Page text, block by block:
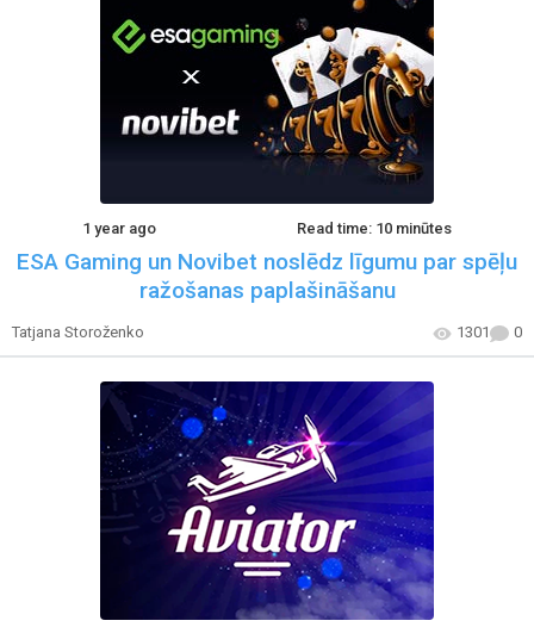
1 year ago Read time: 10 minūtes
ESA Gaming un Novibet noslēdz līgumu par spēļu
ražošanas paplašināšanu
Tatjana Storoženko 1301 0